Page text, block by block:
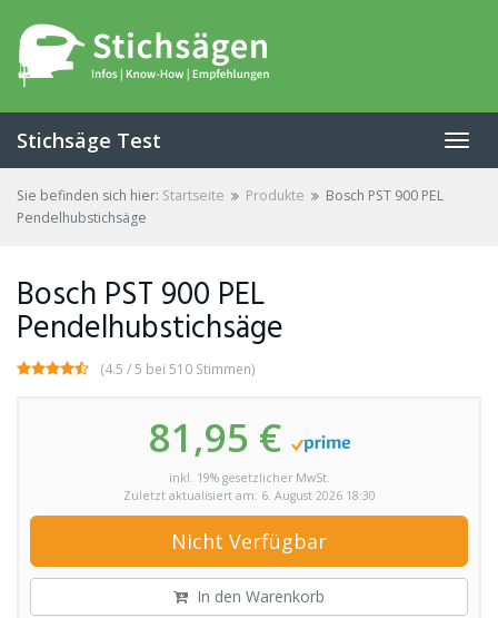
main
content
Stichsäge Test
Sie befinden sich hier: Startseite Produkte
Bosch PST 900 PEL
Pendelhubstichsäge
Bosch PST 900 PEL
Pendelhubstichsäge
(4.5 / 5 bei 510 Stimmen)
81,95 €
inkl. 19% gesetzlicher MwSt.
Zuletzt aktualisiert am: 6. August 2026 18:30
Nicht Verfügbar
In den Warenkorb